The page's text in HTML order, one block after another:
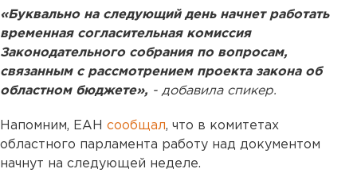
«Буквально на следующий день начнет работать
временная согласительная комиссия
Законодательного собрания по вопросам,
связанным с рассмотрением проекта закона об
областном бюджете», - добавила спикер.
Напомним, ЕАН сообщал, что в комитетах
областного парламента работу над документом
начнут на следующей неделе.